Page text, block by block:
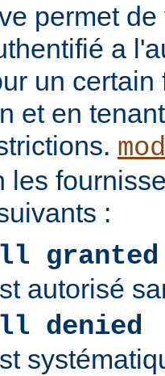
permet
a
un certain
et en
les
:
granted
autorisé
denied